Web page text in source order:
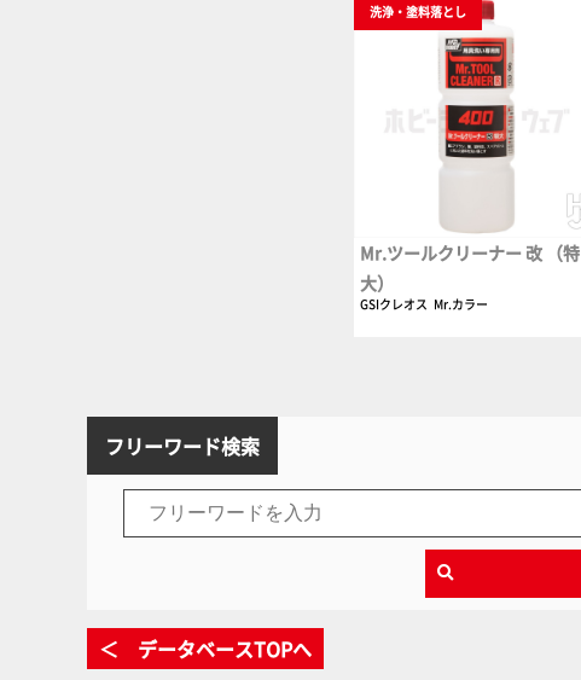
洗浄・塗料落とし
Mr.ツールクリーナー 改 （特
大）
GSIクレオス Mr.カラー
フリーワード検索
＜ データベースTOPへ